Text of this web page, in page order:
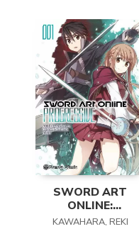
SWORD ART
ONLINE:
PROGRESSIVE 01
KAWAHARA, REKI